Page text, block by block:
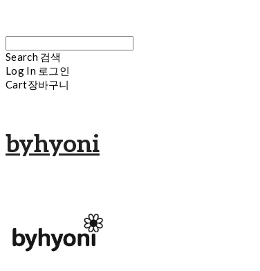
Search 검색
Log In 로그인
Cart장바구니
byhyoni